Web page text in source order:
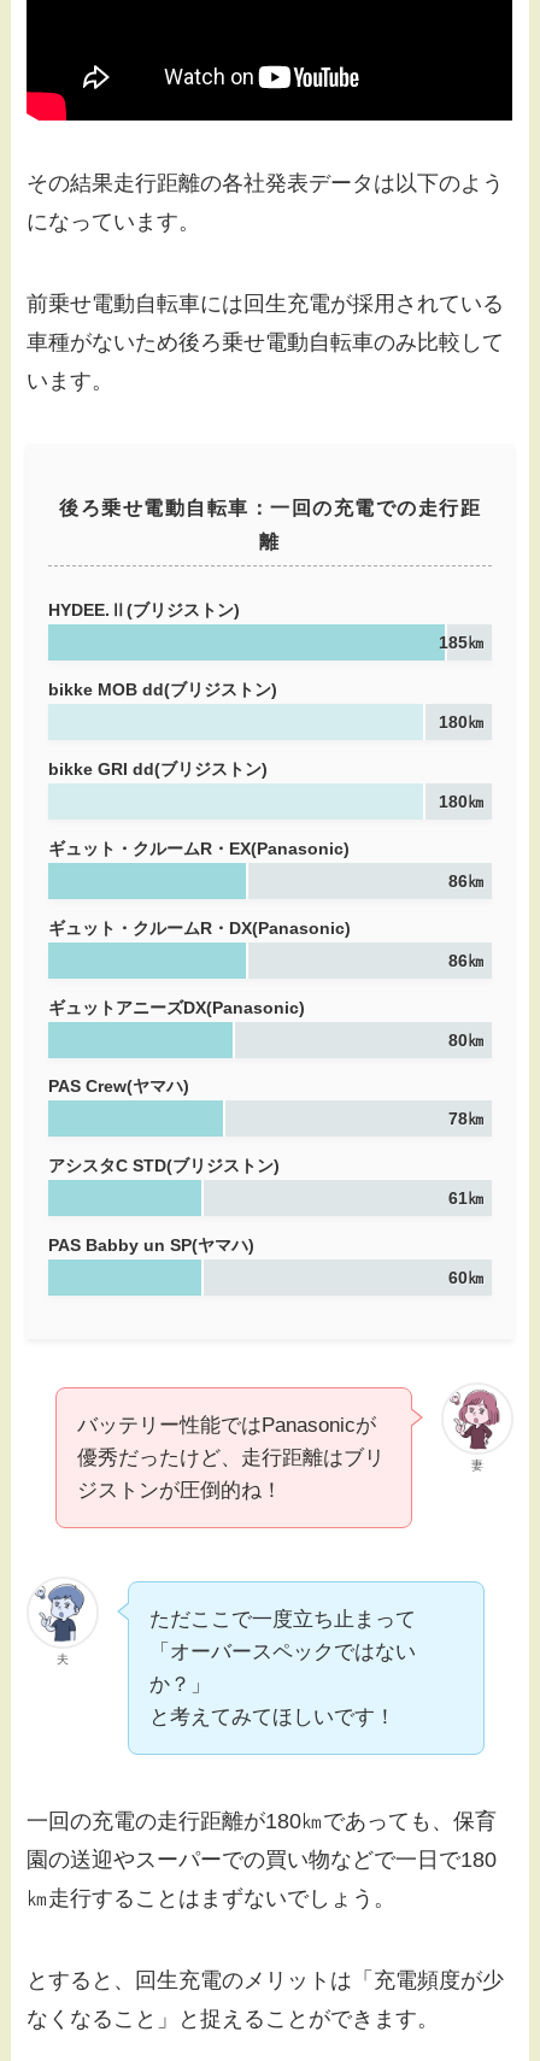
その結果走行距離の各社発表データは以下のよう
になっています。
前乗せ電動自転車には回生充電が採用されている
車種がないため後ろ乗せ電動自転車のみ比較して
います。
後ろ乗せ電動自転車：一回の充電での走行距
離
HYDEE.Ⅱ(ブリジストン)
185㎞
bikke MOB dd(ブリジストン)
180㎞
bikke GRI dd(ブリジストン)
180㎞
ギュット・クルームR・EX(Panasonic)
86㎞
ギュット・クルームR・DX(Panasonic)
86㎞
ギュットアニーズDX(Panasonic)
80㎞
PAS Crew(ヤマハ)
78㎞
アシスタC STD(ブリジストン)
61㎞
PAS Babby un SP(ヤマハ)
60㎞
妻
バッテリー性能ではPanasonicが
優秀だったけど、走行距離はブリ
ジストンが圧倒的ね！
夫
ただここで一度立ち止まって
「オーバースペックではない
か？」
と考えてみてほしいです！
一回の充電の走行距離が180㎞であっても、保育
園の送迎やスーパーでの買い物などで一日で180
㎞走行することはまずないでしょう。
とすると、回生充電のメリットは「充電頻度が少
なくなること」と捉えることができます。